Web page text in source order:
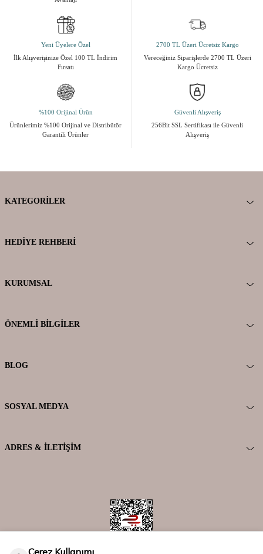
Yeni Üyelere Özel
İlk Alışverişinize Özel 100 TL İndirim
Fırsatı
2700 TL Üzeri Ücretsiz Kargo
Vereceğiniz Siparişlerde 2700 TL Üzeri
Kargo Ücretsiz
%100 Orijinal Ürün
Ürünlerimiz %100 Orijinal ve Distribütör
Garantili Ürünler
Güvenli Alışveriş
256Bit SSL Sertifikası ile Güvenli
Alışveriş
KATEGORILER
HEDIYE REHBERI
KURUMSAL
ÖNEMLI BILGILER
BLOG
SOSYAL MEDYA
ADRES & İLETIŞIM
Çerez Kullanımı